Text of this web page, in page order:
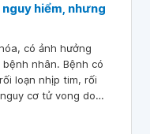
hiểm, nhưng
có ảnh hưởng
nhân. Bệnh có
loạn nhịp tim, rối
cơ tử vong do
này.